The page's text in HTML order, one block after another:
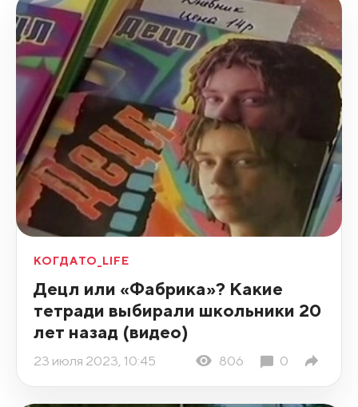
КОГДАТО_LIFE
Децл или «Фабрика»? Какие
тетради выбирали школьники 20
лет назад (видео)
23 июля 2023, 10:45 806 0